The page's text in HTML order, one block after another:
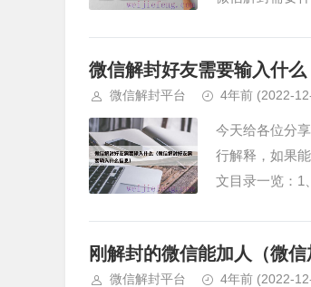
微信解封好友需要输入什么
微信解封平台 4年前 (2022-
今天给各位分
行解释，如果
文目录一览：1
刚解封的微信能加人（微
微信解封平台 4年前 (2022-